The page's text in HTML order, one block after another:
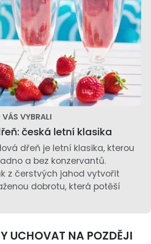
VYBRALI
česká letní klasika
dřeň je letní klasika, kterou
a bez konzervantů.
z čerstvých jahod vytvořit
dobrotu, která potěší
UCHOVAT NA POZDĚJI